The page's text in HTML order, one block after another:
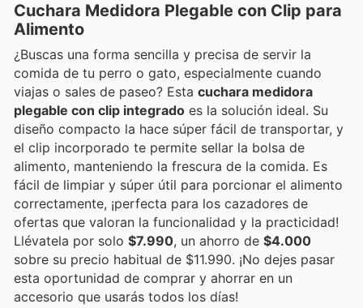
Cuchara Medidora Plegable con Clip para
Alimento
¿Buscas una forma sencilla y precisa de servir la
comida de tu perro o gato, especialmente cuando
viajas o sales de paseo? Esta cuchara medidora
plegable con clip integrado es la solución ideal. Su
diseño compacto la hace súper fácil de transportar, y
el clip incorporado te permite sellar la bolsa de
alimento, manteniendo la frescura de la comida. Es
fácil de limpiar y súper útil para porcionar el alimento
correctamente, ¡perfecta para los cazadores de
ofertas que valoran la funcionalidad y la practicidad!
Llévatela por solo $7.990, un ahorro de $4.000
sobre su precio habitual de $11.990. ¡No dejes pasar
esta oportunidad de comprar y ahorrar en un
accesorio que usarás todos los días!